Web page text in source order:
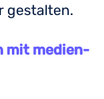
gestalten.
mit medien-